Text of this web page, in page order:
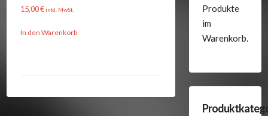
15,00€inkl. MwSt.
In den Warenkorb
Produkte
im
Warenkorb.